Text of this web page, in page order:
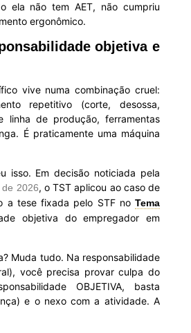
ela não tem AET, não cumpriu
ergonômico.
objetiva e
vive numa combinação cruel:
repetitivo (corte, desossa,
linha de produção, ferramentas
É praticamente uma máquina
isso. Em decisão noticiada pela
2026, o TST aplicou ao caso de
a tese fixada pelo STF no Tema
objetiva do empregador em
Muda tudo. Na responsabilidade
você precisa provar culpa do
OBJETIVA, basta
e o nexo com a atividade. A